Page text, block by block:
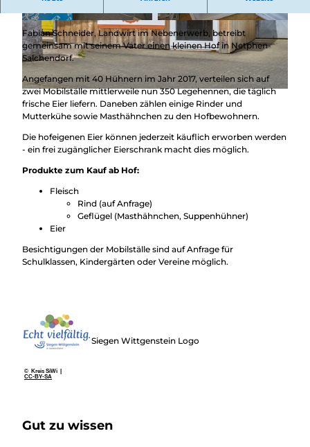
Überblick
Camping &
Wohnmobil
Trekkingplätze
Nachhaltig
bei uns
unterwegs
© Achim Meurer, REACT-EU / Kreis Siegen-Wittgenstein |CC-BY-SA
© Achim Meurer, REACT-EU / Kreis Siegen-Wit
tgenstein |CC-BY-SA
© Achim Meurer, REACT-EU / Kreis Siegen-Wit
tgenstein |
CC-BY-SA
Eier aus Freilandhaltung von glücklichen Hühnern.
Fabian Schneider, Landwirt im Nebenerwerb, betreibt
gemeinsam mit seinem Vater einen kleinen Hof in Netphen-
Salchendorf.
Angefangen mit 40 Hühnern im Jahr 2017, verteilen sich auf
zwei Mobilställe mittlerweile nun 350 Legehennen, die täglich
frische Eier liefern. Daneben zählen einige Rinder und
Mutterkühe sowie Masthähnchen zu den Hofbewohnern.
Die hofeigenen Eier können jederzeit käuflich erworben werden
- ein frei zugänglicher Eierschrank macht dies möglich.
Produkte zum Kauf ab Hof:
Fleisch
Rind (auf Anfrage)
Geflügel (Masthähnchen, Suppenhühner)
Eier
Besichtigungen der Mobilställe sind auf Anfrage für
Schulklassen, Kindergärten oder Vereine möglich.
© Kreis SiWi |
CC-BY-SA
Siegen Wittgenstein Logo
Gut zu wissen